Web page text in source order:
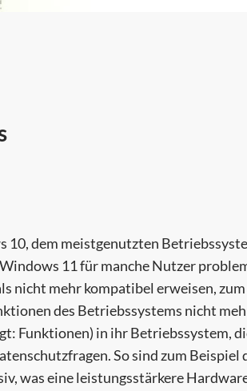
10, dem meistgenutzten
11 für manche Nutzer
nicht mehr kompatibel erweisen,
des Betriebssystems nicht
Funktionen) in ihr Betriebssystem,
So sind zum Beispiel
was eine leistungsstärkere